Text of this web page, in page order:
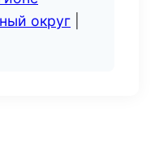
округ